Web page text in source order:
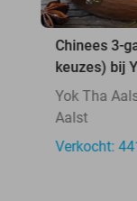
Chinees 3-
keuzes) bij
Yok Tha
Aalst
Verkocht: